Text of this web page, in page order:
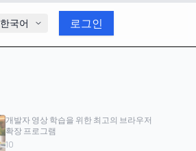
한국어 로그인
개발자 영상 학습을 위한 최고의 브라우저
확장 프로그램
10